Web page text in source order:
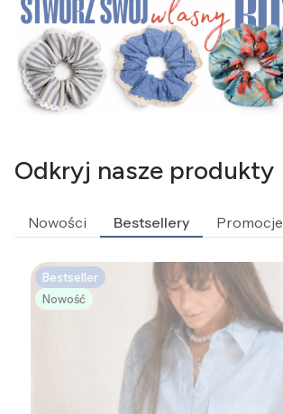
Odkryj nasze produkty
Nowości Bestsellery Promocje
Bestseller
Nowość